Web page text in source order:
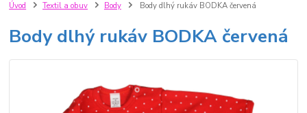
Úvod Textil a obuv Body Body dlhý rukáv BODKA červená
Body dlhý rukáv BODKA červená